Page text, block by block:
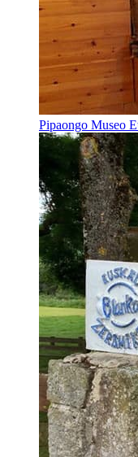
Pipaongo Museo